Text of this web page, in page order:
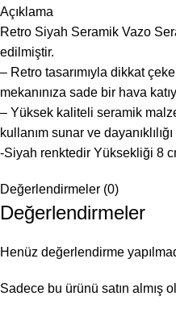
Açıklama
Retro Siyah Seramik Vazo
edilmiştir.
– Retro tasarımıyla dikkat
mekanınıza sade bir hava
– Yüksek kaliteli seramik
kullanım sunar ve
-Siyah renktedir Yüksekliği 8
Değerlendirmeler (0)
Değerlendirmeler
Henüz değerlendirme
Sadece bu ürünü satın almış